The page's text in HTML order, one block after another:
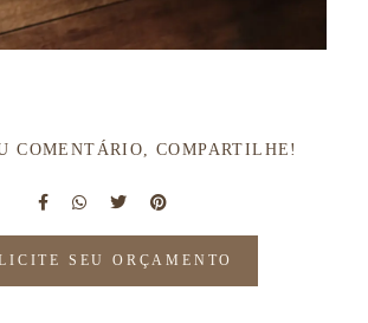
COMENTÁRIO, COMPARTILHE!
SEU ORÇAMENTO